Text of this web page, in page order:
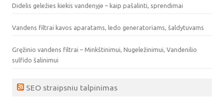
Didelis geležies kiekis vandenyje – kaip pašalinti, sprendimai
Vandens filtrai kavos aparatams, ledo generatoriams, šaldytuvams
Gręžinio vandens filtrai – Minkštinimui, Nugeležinimui, Vandenilio
sulfido šalinimui
SEO straipsniu talpinimas